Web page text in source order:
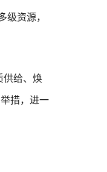
资源，
给、焕
措，进一